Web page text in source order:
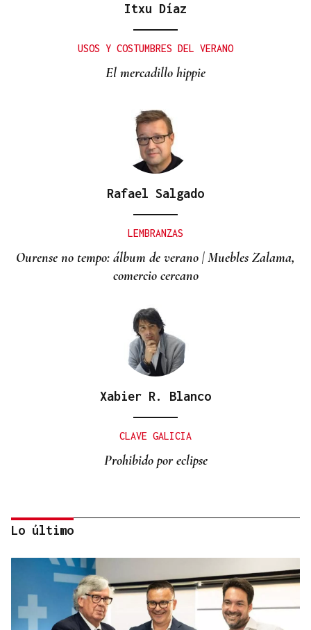
Itxu Díaz
USOS Y COSTUMBRES DEL VERANO
El mercadillo hippie
Rafael Salgado
LEMBRANZAS
Ourense no tempo: álbum de verano | Muebles Zalama,
comercio cercano
Xabier R. Blanco
CLAVE GALICIA
Prohibido por eclipse
Lalo Pavón
O AFIADOR
Lo último